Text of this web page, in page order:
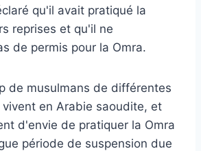
qu'il avait pratiqué la
reprises et qu'il ne
de permis pour la Omra.
de musulmans de différentes
en Arabie saoudite, et
d'envie de pratiquer la Omra
période de suspension due